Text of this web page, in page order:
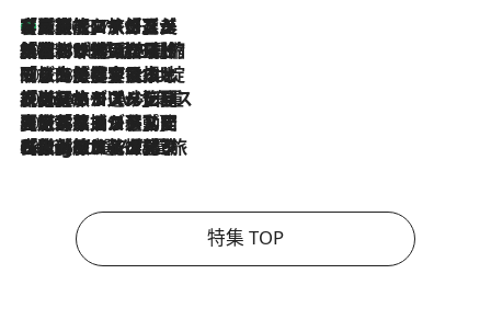
2026.8.7
【厳選旅コスメ】「多機能アイテムがメイン！」旅好き美容エディターが選んだ夏旅ベストコスメを発表【Mサイズジップ】
2026.8.6
「荷物が増えるほど旅ストレスは増す」美容ジャーナリストがたどり着いた最終結論。“化粧品を劇的に減らす”感動の凝縮美容とは
2026.8.6
「旅先には金髪ウィッグを持参」日本と同じメイクでは損してる!? 美容ジャーナリストが提案する“掟破りの旅美容”とは
2026.8.6
【厳選旅コスメ】「身軽さ＆UV対策重視！」ヘアアーティストshucoが選んだ夏旅ベストコスメを発表【Mサイズジップ】
2026.8.5
【厳選旅コスメ】国内をあちこち移動する河井菜摘が選んだ夏旅ベストコスメ発表！「リラックスアイテムはマスト」【Mサイズジップ】
2026.8.4
【厳選旅コスメ】「紫外線＆乾燥対策しながらメイク感も！」ヘア＆メイクGeorgeが選んだ夏旅ベストコスメを発表！【Mサイズジップ】
特集 TOP